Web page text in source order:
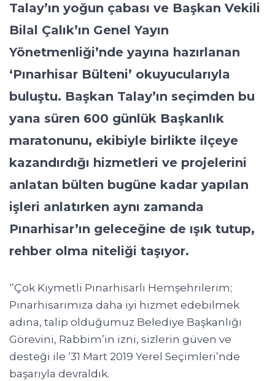
Talay’ın yoğun çabası ve Başkan Vekili
Bilal Çalık’ın Genel Yayın
Yönetmenliği’nde yayına hazırlanan
‘Pınarhisar Bülteni’ okuyucularıyla
buluştu. Başkan Talay’ın seçimden bu
yana süren 600 günlük Başkanlık
maratonunu, ekibiyle birlikte ilçeye
kazandırdığı hizmetleri ve projelerini
anlatan bülten bugüne kadar yapılan
işleri anlatırken aynı zamanda
Pınarhisar’ın geleceğine de ışık tutup,
rehber olma niteliği taşıyor.
‘’Çok Kıymetli Pınarhisarlı Hemşehrilerim;
Pınarhisarımıza daha iyi hizmet edebilmek
adına, talip olduğumuz Belediye Başkanlığı
Görevini, Rabbim’in izni, sizlerin güven ve
desteği ile ‘31 Mart 2019 Yerel Seçimleri’nde
başarıyla devraldık.